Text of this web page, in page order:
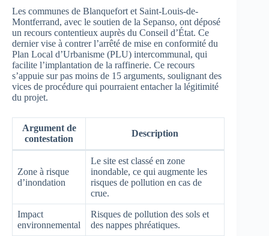
Les communes de Blanquefort et Saint-Louis-de-
Montferrand, avec le soutien de la Sepanso, ont déposé
un recours contentieux auprès du Conseil d’État. Ce
dernier vise à contrer l’arrêté de mise en conformité du
Plan Local d’Urbanisme (PLU) intercommunal, qui
facilite l’implantation de la raffinerie. Ce recours
s’appuie sur pas moins de 15 arguments, soulignant des
vices de procédure qui pourraient entacher la légitimité
du projet.
Argument de
contestation
Description
Zone à risque
d’inondation
Le site est classé en zone
inondable, ce qui augmente les
risques de pollution en cas de
crue.
Impact
environnemental
Risques de pollution des sols et
des nappes phréatiques.